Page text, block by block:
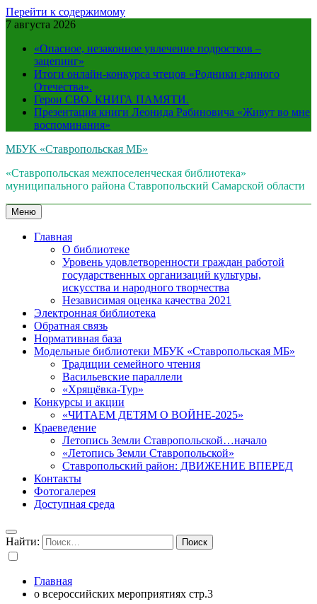
Перейти к содержимому
7 августа 2026
«Опасное, незаконное увлечение подростков –
зацепинг»
Итоги онлайн-конкурса чтецов «Родники единого
Отечества».
Герои СВО. КНИГА ПАМЯТИ.
Презентация книги Леонида Рабиновича «Живут во мне
воспоминания»
МБУК «Ставропольская МБ»
«Ставропольская межпоселенческая библиотека»
муниципального района Ставропольский Самарской области
Меню
Главная
О библиотеке
Уровень удовлетворенности граждан работой
государственных организаций культуры,
искусства и народного творчества
Независимая оценка качества 2021
Электронная библиотека
Обратная связь
Нормативная база
Модельные библиотеки МБУК «Ставропольская МБ»
Традиции семейного чтения
Васильевские параллели
«Хрящёвка-Тур»
Конкурсы и акции
«ЧИТАЕМ ДЕТЯМ О ВОЙНЕ-2025»
Краеведение
Летопись Земли Ставропольской…начало
«Летопись Земли Ставропольской»
Ставропольский район: ДВИЖЕНИЕ ВПЕРЕД
Контакты
Фотогалерея
Доступная среда
Найти:
Главная
о всероссийских мероприятиях стр.3